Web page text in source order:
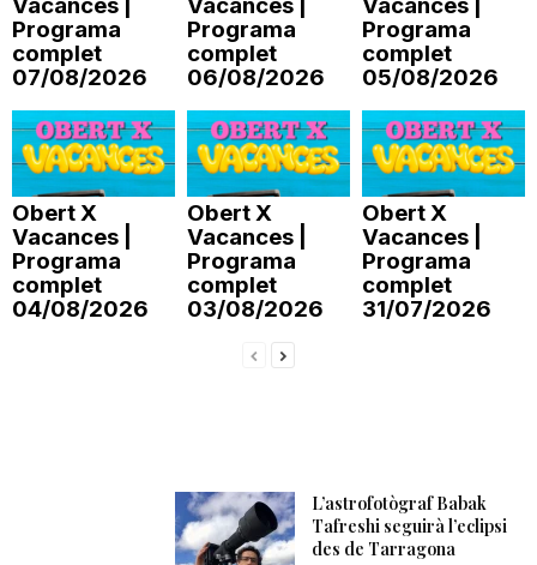
n
a
Programa
complet
07/08/2026
Programa
complet
06/08/2026
Programa
complet
05/08/2026
Obert X
Vacances |
Programa
complet
04/08/2026
Obert X
Vacances |
Programa
complet
03/08/2026
Obert X
Vacances |
Programa
complet
31/07/2026